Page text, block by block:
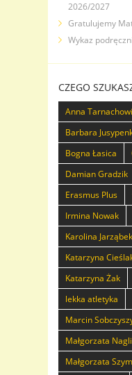
2026/2027
Gratulujemy
Wykaz
CZEGO
Anna
Barbara
Bogna Łasica
Damian Gradzik
Erasmus Plus
Irmina Nowak
Karolina Jarząbek
Katarzyna
Katarzyna Żak
lekka atletyka
Marcin
Małgorzata
Małgorzata